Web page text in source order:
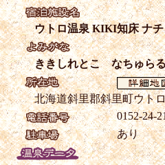
ウトロ温泉 KIKI知床 ナ
ききしれとこ なちゅら
北海道斜里郡斜里町ウト
0152-24-
あり